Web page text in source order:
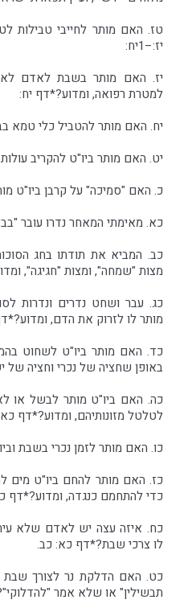
טז. האם מותר לחייבי טבילות
יז:–1יח:
יז. האם מותר בשבת לאדם
למטרת רפואה, ומדוע?*דף יח:
יח. האם מותר להטביל כלי טמא
יט. האם מותר ביו"ט להקריב
כ. האם "סמיכה" על קרבן ביו"ט
כא. מאימתי המאחר נדרו עובר
כב. המביא את תודתו בחג
מצות "שמחה", ומצות "חגיגה",
כג. עבר ושחט נדרים ונדרות
מותר לו לזרוק את הדם, ומדוע?*דף
כד. האם מותר ביו"ט לשחוט
באופן שחציה של נכרי וחציה
כה. האם ביו"ט מותר לבשל או
לטלטל מזונותיהם, ומדוע?*דף
כו. האם מותר לזמן נכרי בשבת
כז. האם מותר להחם ביו"ט מים
כדי להתחמם כנגדה, ומדוע?*דף
כח. איזה עצה יש לאדם שלא
לו צרכי שבת?*דף כא: כב.
כט. האם הדלקת נר לצורך שבת
תבשילין" או שלא אמר